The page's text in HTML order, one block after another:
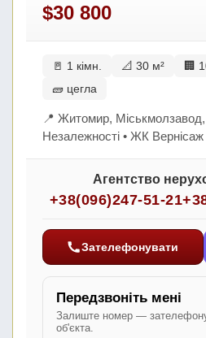
$30 800
🚪 1 кімн. 📐 30 м²
🏢
🧱 цегла
📍 Житомир, Міськмолзавод,
Незалежності • ЖК Вернісаж
Агентство
+38(096)247-51-21
Зателефонувати
Передзвоніть мені
Залиште номер —
об'єкта.